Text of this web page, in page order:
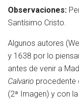
Observaciones:
Santísimo Cristo.
Algunos autores
y 1638 por lo
antes de venir a
Calvario procedente
(2ª Imagen) y con